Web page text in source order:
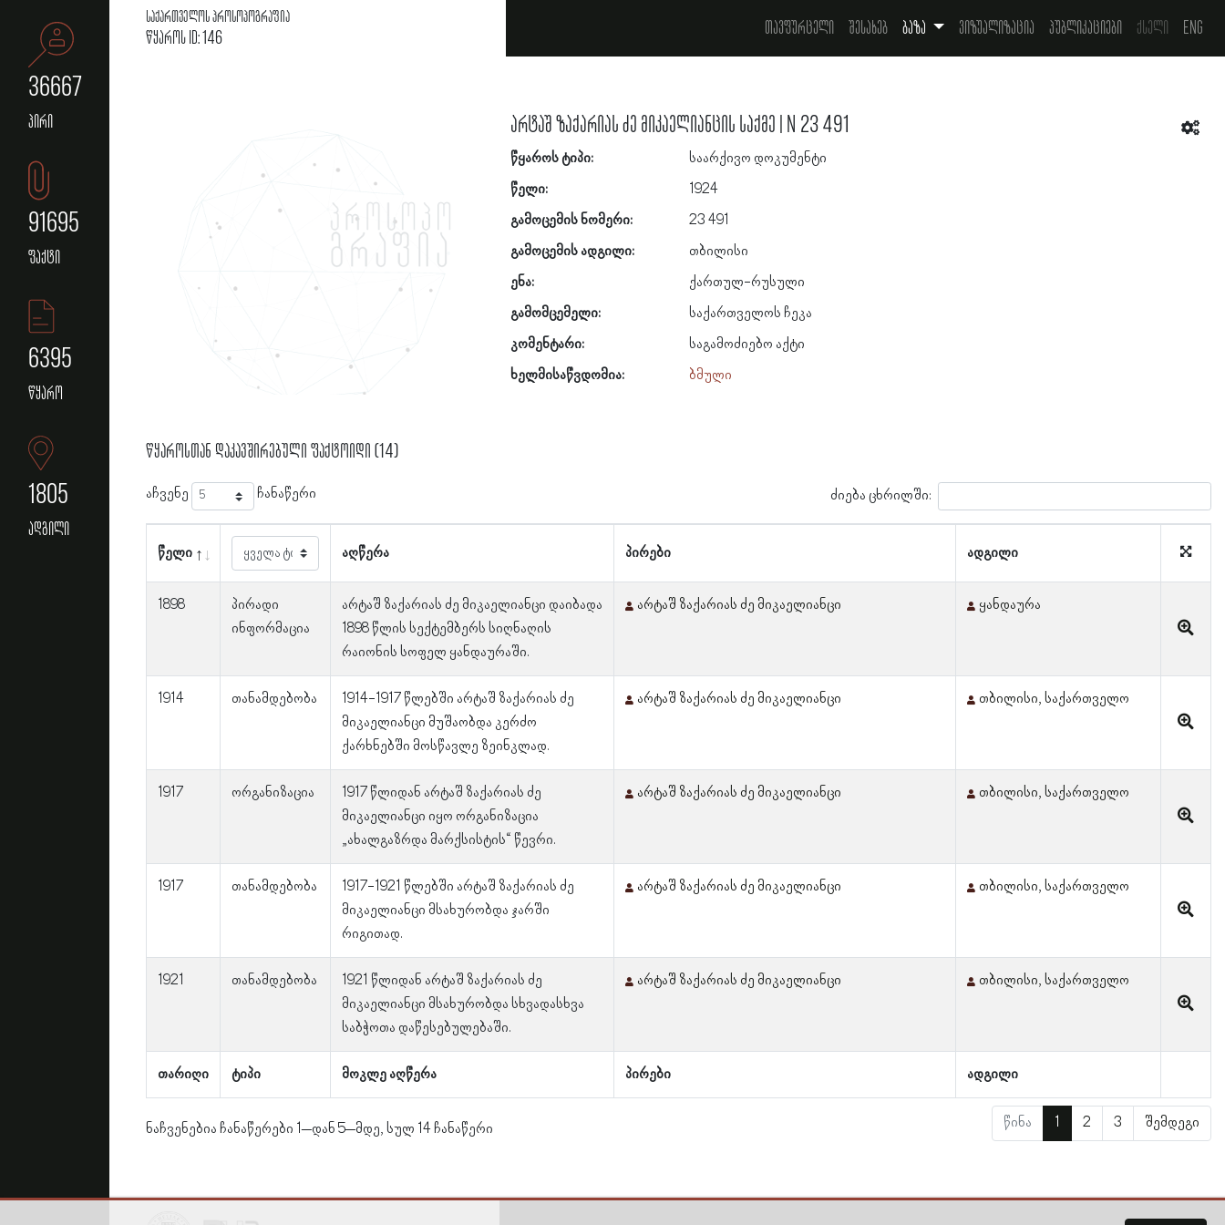
36667
პირი
91695
ფაქტი
6395
წყარო
1805
ადგილი
საქართველოს პროსოპოგრაფია
წყაროს ID: 146 თავფურცელი შესახებ ბაზა ვიზუალიზაცია პუბლიკაციები ქსელი Eng
არტაშ ზაქარიას ძე მიკაელიანცის საქმე | N 23 491
წყაროს ტიპი:
საარქივო დოკუმენტი
წელი:
1924
გამოცემის ნომერი:
23 491
გამოცემის ადგილი:
თბილისი
ენა:
ქართულ-რუსული
გამომცემელი:
საქართველოს ჩეკა
კომენტარი:
საგამოძიებო აქტი
ხელმისაწვდომია:
ბმული
წყაროსთან დაკავშირებული ფაქტოიდი (14)
აჩვენე ჩანაწერი ძიება ცხრილში:
წელი აღწერა პირები ადგილი
თარიღი ტიპი მოკლე აღწერა პირები ადგილი
1898
პირადი
ინფორმაცია
არტაშ ზაქარიას ძე მიკაელიანცი დაიბადა
1898 წლის სექტემბერს სიღნაღის
რაიონის სოფელ ყანდაურაში.
არტაშ ზაქარიას ძე მიკაელიანცი ყანდაურა
1914 თანამდებობა
1914-1917 წლებში არტაშ ზაქარიას ძე
მიკაელიანცი მუშაობდა კერძო
ქარხნებში მოსწავლე ზეინკლად.
არტაშ ზაქარიას ძე მიკაელიანცი თბილისი, საქართველო
1917 ორგანიზაცია
1917 წლიდან არტაშ ზაქარიას ძე
მიკაელიანცი იყო ორგანიზაცია
„ახალგაზრდა მარქსისტის“ წევრი.
არტაშ ზაქარიას ძე მიკაელიანცი თბილისი, საქართველო
1917 თანამდებობა
1917-1921 წლებში არტაშ ზაქარიას ძე
მიკაელიანცი მსახურობდა ჯარში
რიგითად.
არტაშ ზაქარიას ძე მიკაელიანცი თბილისი, საქართველო
1921 თანამდებობა
1921 წლიდან არტაშ ზაქარიას ძე
მიკაელიანცი მსახურობდა სხვადასხვა
საბჭოთა დაწესებულებაში.
არტაშ ზაქარიას ძე მიკაელიანცი თბილისი, საქართველო
ნაჩვენებია ჩანაწერები 1–დან 5–მდე, სულ 14 ჩანაწერი წინა 1 2 3 შემდეგი